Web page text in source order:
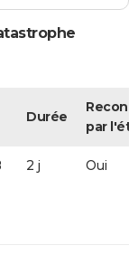
Durée
par
2 j Oui